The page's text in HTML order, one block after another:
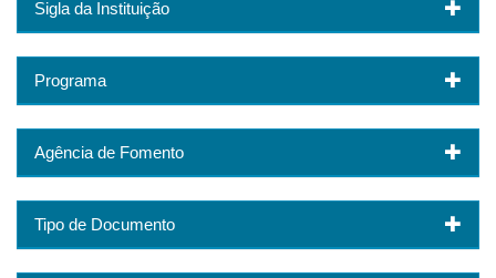
Sigla da Instituição
Programa
Agência de Fomento
Tipo de Documento